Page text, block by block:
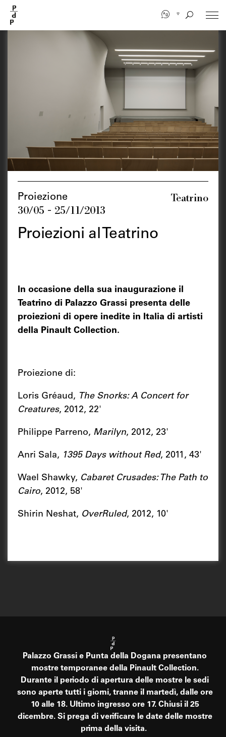
contenuto
principale
Proiezione
30/05 - 25/11/2013
Teatrino
Proiezioni al Teatrino
In occasione della sua inaugurazione il
Teatrino di Palazzo Grassi presenta delle
proiezioni di opere inedite in Italia di artisti
della Pinault Collection.
Proiezione di:
Loris Gréaud, The Snorks: A Concert for
Creatures, 2012, 22'
Philippe Parreno, Marilyn, 2012, 23'
Anri Sala, 1395 Days without Red, 2011, 43'
Wael Shawky, Cabaret Crusades: The Path to
Cairo, 2012, 58'
Shirin Neshat, OverRuled, 2012, 10'
Palazzo Grassi e Punta della Dogana presentano
mostre temporanee della Pinault Collection.
Durante il periodo di apertura delle mostre le sedi
sono aperte tutti i giorni, tranne il martedì, dalle ore
10 alle 18. Ultimo ingresso ore 17. Chiusi il 25
dicembre. Si prega di verificare le date delle mostre
prima della visita.